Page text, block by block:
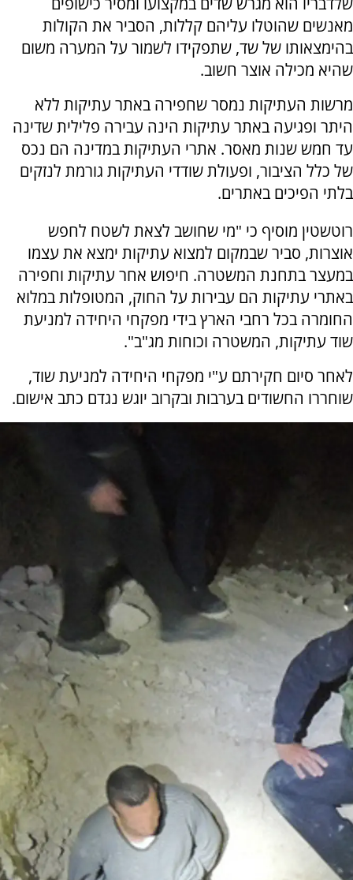
מאנשים שהוטלו עליהם קללות, הסביר את הקולות
בהימצאותו של שד, שתפקידו לשמור על המערה משום
שהיא מכילה אוצר חשוב.
מרשות העתיקות נמסר שחפירה באתר עתיקות ללא
היתר ופגיעה באתר עתיקות הינה עבירה פלילית שדינה
עד חמש שנות מאסר. אתרי העתיקות במדינה הם נכס
של כלל הציבור, ופעולת שודדי העתיקות גורמת לנזקים
בלתי הפיכים באתרים.
רוטשטין מוסיף כי "מי שחושב לצאת לשטח לחפש
אוצרות, סביר שבמקום למצוא עתיקות ימצא את עצמו
במעצר בתחנת המשטרה. חיפוש אחר עתיקות וחפירה
באתרי עתיקות הם עבירות על החוק, המטופלות במלוא
החומרה בכל רחבי הארץ בידי מפקחי היחידה למניעת
שוד עתיקות, המשטרה וכוחות מג"ב".
לאחר סיום חקירתם ע"י מפקחי היחידה למניעת שוד,
שוחררו החשודים בערבות ובקרוב יוגש נגדם כתב אישום.